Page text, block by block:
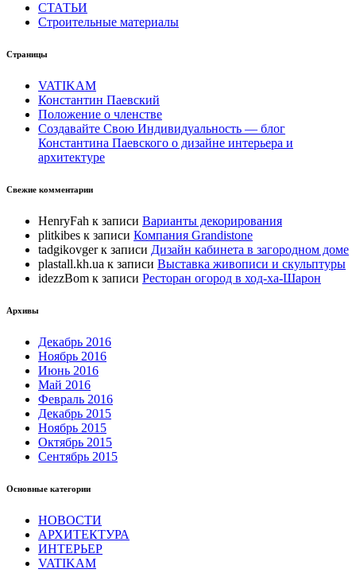
СТАТЬИ
Строительные материалы
Страницы
VATIKAM
Константин Паевский
Положение о членстве
Создавайте Свою Индивидуальность — блог
Константина Паевского о дизайне интерьера и
архитектуре
Свежие комментарии
HenryFah к записи Варианты декорирования
plitkibes к записи Компания Grandistone
tadgikovgerк записи Дизайн кабинета в загородном доме
plastall.kh.ua к записи Выставка живописи и скульптуры
idezzBom к записи Ресторан огород в ход-ха-Шарон
Архивы
Декабрь 2016
Ноябрь 2016
Июнь 2016
Май 2016
Февраль 2016
Декабрь 2015
Ноябрь 2015
Октябрь 2015
Сентябрь 2015
Основные категории
НОВОСТИ
АРХИТЕКТУРА
ИНТЕРЬЕР
VATIKAM